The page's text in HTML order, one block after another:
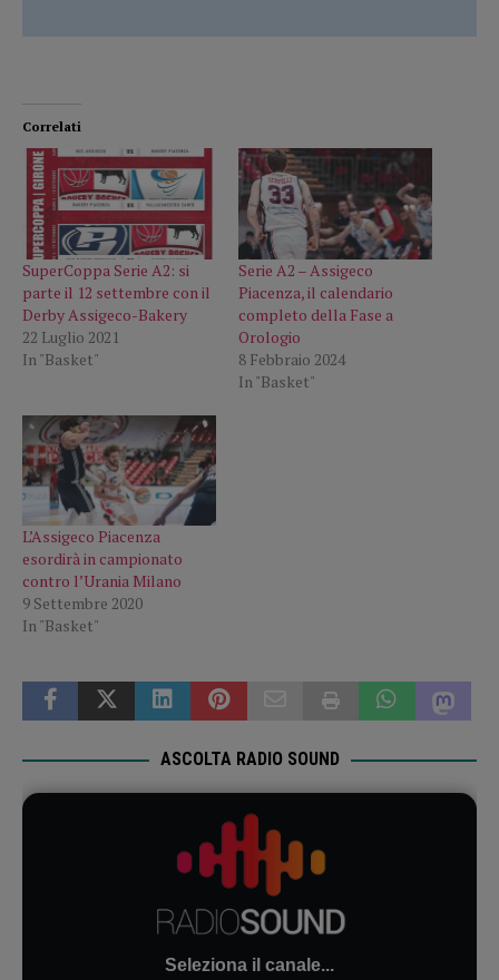
Correlati
SuperCoppa Serie A2: si
parte il 12 settembre con il
Derby Assigeco-Bakery
22 Luglio 2021
In "Basket"
Serie A2 – Assigeco
Piacenza, il calendario
completo della Fase a
Orologio
8 Febbraio 2024
In "Basket"
L’Assigeco Piacenza
esordirà in campionato
contro l’Urania Milano
9 Settembre 2020
In "Basket"
ASCOLTA RADIO SOUND
Seleziona il canale...